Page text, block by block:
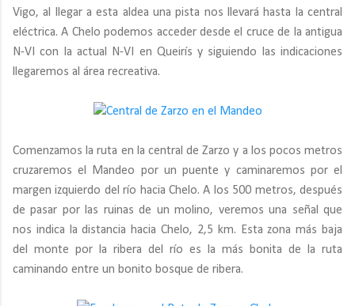
Vigo, al llegar a esta aldea una pista nos llevará hasta la central
eléctrica. A Chelo podemos acceder desde el cruce de la antigua
N-VI con la actual N-VI en Queirís y siguiendo las indicaciones
llegaremos al área recreativa.
Comenzamos la ruta en la central de Zarzo y a los pocos metros
cruzaremos el Mandeo por un puente y caminaremos por el
margen izquierdo del río hacia Chelo. A los 500 metros, después
de pasar por las ruinas de un molino, veremos una señal que
nos indica la distancia hacia Chelo, 2,5 km. Esta zona más baja
del monte por la ribera del río es la más bonita de la ruta
caminando entre un bonito bosque de ribera.